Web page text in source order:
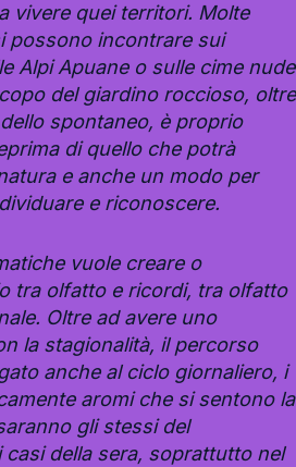
vivere quei territori. Molte
possono incontrare sui
Alpi Apuane o sulle cime nude
del giardino roccioso, oltre
spontaneo, è proprio
di quello che potrà
e anche un modo per
e riconoscere.
vuole creare o
tra olfatto e ricordi, tra olfatto
Oltre ad avere uno
la stagionalità, il percorso
anche al ciclo giornaliero, i
aromi che si sentono la
gli stessi del
della sera, soprattutto nel